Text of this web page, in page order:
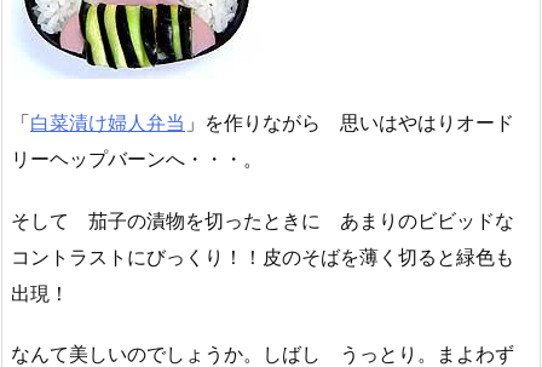
「白菜漬け婦人弁当 」を作りながら 思いはやはりオード
リーヘップバーンへ・・・。
そして 茄子の漬物を切ったときに あまりのビビッドな
コントラストにびっくり！！皮のそばを薄く切ると緑色も
出現！
なんて美しいのでしょうか。しばし うっとり。まよわず